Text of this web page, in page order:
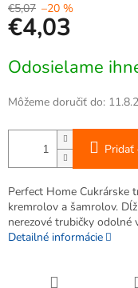
€5,07 –20 %
€4,03
cena:
Odosielame
Môžeme doručiť do:
Pridať
Perfect Home Cukrárske
kremrolov a šamrolov.
nerezové trubičky
Detailné informácie